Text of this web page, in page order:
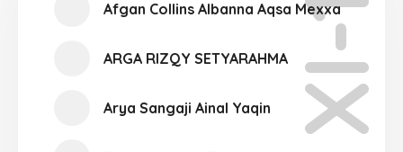
Afgan Collins Albanna Aqsa Mexxa
ARGA RIZQY SETYARAHMA
Arya Sangaji Ainal Yaqin